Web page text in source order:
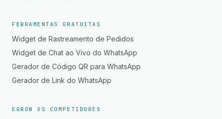
FERRAMENTAS GRATUITAS
Widget de Rastreamento de Pedidos
Widget de Chat ao Vivo do WhatsApp
Gerador de Código QR para WhatsApp
Gerador de Link do WhatsApp
EGROW VS COMPETIDORES